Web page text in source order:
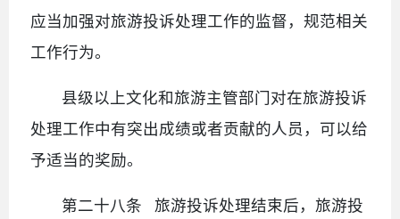
应当加强对旅游投诉处理工作的监督，规范相关
工作行为。
县级以上文化和旅游主管部门对在旅游投诉
处理工作中有突出成绩或者贡献的人员，可以给
予适当的奖励。
第二十八条 旅游投诉处理结束后，旅游投